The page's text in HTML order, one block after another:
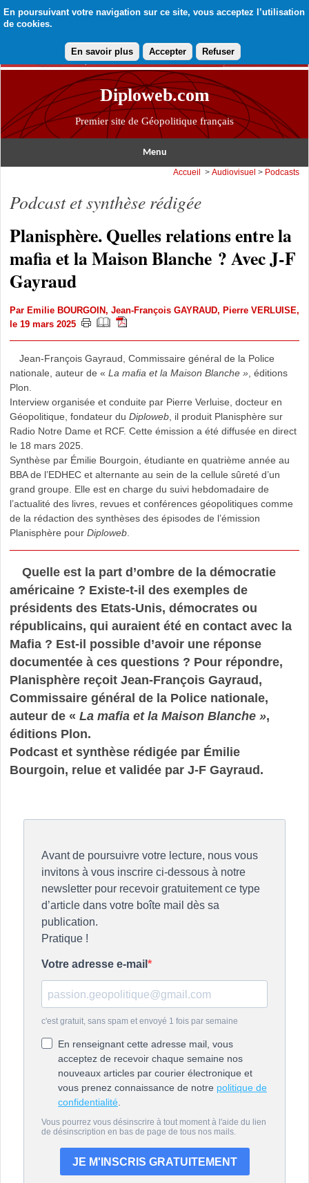
En poursuivant votre navigation sur ce site, vous acceptez l’utilisation
de cookies.
En savoir plus Accepter Refuser
Diploweb.com
Premier site de Géopolitique français
Menu
Accueil >Audiovisuel > Podcasts
Podcast et synthèse rédigée
Planisphère. Quelles relations entre la
mafia et la Maison Blanche ? Avec J-F
Gayraud
Par Emilie BOURGOIN, Jean-François GAYRAUD, Pierre VERLUISE,
le 19 mars 2025
Jean-François Gayraud, Commissaire général de la Police
nationale, auteur de « La mafia et la Maison Blanche », éditions
Plon.
Interview organisée et conduite par Pierre Verluise, docteur en
Géopolitique, fondateur du Diploweb, il produit Planisphère sur
Radio Notre Dame et RCF. Cette émission a été diffusée en direct
le 18 mars 2025.
Synthèse par Émilie Bourgoin, étudiante en quatrième année au
BBA de l’EDHEC et alternante au sein de la cellule sûreté d’un
grand groupe. Elle est en charge du suivi hebdomadaire de
l’actualité des livres, revues et conférences géopolitiques comme
de la rédaction des synthèses des épisodes de l’émission
Planisphère pour Diploweb.
Quelle est la part d’ombre de la démocratie
américaine ? Existe-t-il des exemples de
présidents des Etats-Unis, démocrates ou
républicains, qui auraient été en contact avec la
Mafia ? Est-il possible d’avoir une réponse
documentée à ces questions ? Pour répondre,
Planisphère reçoit Jean-François Gayraud,
Commissaire général de la Police nationale,
auteur de « La mafia et la Maison Blanche »,
éditions Plon.
Podcast et synthèse rédigée par Émilie
Bourgoin, relue et validée par J-F Gayraud.